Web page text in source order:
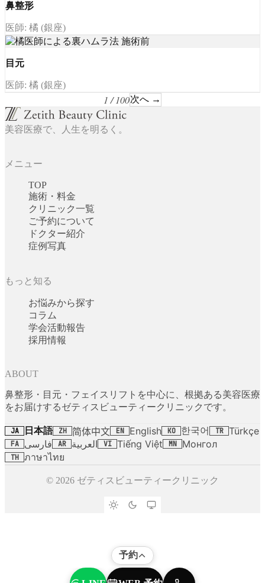
鼻整形
医師: 橘 (銀座)
目元
医師: 橘 (銀座)
1 / 100次へ →
美容医療で、人生を明るく。
メニュー
TOP
施術・料金
クリニック一覧
ご予約について
ドクター紹介
症例写真
もっと知る
お悩みから探す
コラム
学会活動報告
採用情報
ABOUT
鼻整形・目元・フェイスリフトを中心に、根拠ある美容医療
をお届けするゼティスビューティークリニックです。
JA 日本語 ZH 简体中文 EN English KO 한국어 TR Türkçe
FA فارسی AR العربية VI Tiếng Việt MN Монгол
TH ภาษาไทย
© 2026 ゼティスビューティークリニック
予約